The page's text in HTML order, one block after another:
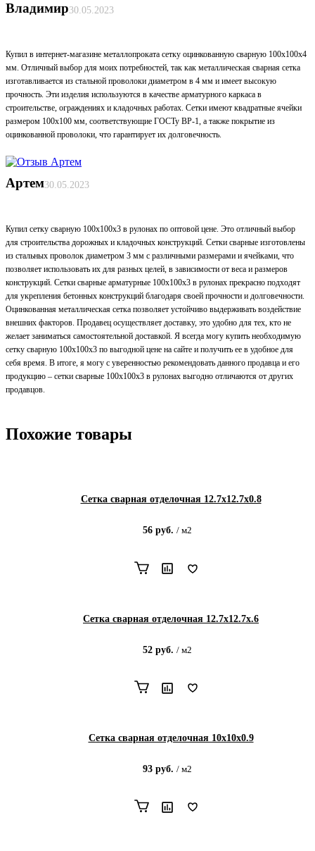
Владимир30.05.2023
Купил в интернет-магазине металлопроката сетку оцинкованную сварную 100х100х4
мм. Отличный выбор для моих потребностей, так как металлическая сварная сетка
изготавливается из стальной проволоки диаметром в 4 мм и имеет высокую
прочность. Эти изделия используются в качестве арматурного каркаса в
строительстве, ограждениях и кладочных работах. Сетки имеют квадратные ячейки
размером 100х100 мм, соответствующие ГОСТу ВР-1, а также покрытие из
оцинкованной проволоки, что гарантирует их долговечность.
Артем30.05.2023
Купил сетку сварную 100х100х3 в рулонах по оптовой цене. Это отличный выбор
для строительства дорожных и кладочных конструкций. Сетки сварные изготовлены
из стальных проволок диаметром 3 мм с различными размерами и ячейками, что
позволяет использовать их для разных целей, в зависимости от веса и размеров
конструкций. Сетки сварные арматурные 100х100х3 в рулонах прекрасно подходят
для укрепления бетонных конструкций благодаря своей прочности и долговечности.
Оцинкованная металлическая сетка позволяет устойчиво выдерживать воздействие
внешних факторов. Продавец осуществляет доставку, это удобно для тех, кто не
желает заниматься самостоятельной доставкой. Я всегда могу купить необходимую
сетку сварную 100х100х3 по выгодной цене на сайте и получить ее в удобное для
себя время. В итоге, я могу с уверенностью рекомендовать данного продавца и его
продукцию – сетки сварные 100х100х3 в рулонах выгодно отличаются от других
продавцов.
Похожие товары
Сетка сварная отделочная 12.7х12.7х0.8
56 руб. / м2
Сетка сварная отделочная 12.7х12.7х.6
52 руб. / м2
Сетка сварная отделочная 10х10х0.9
93 руб. / м2